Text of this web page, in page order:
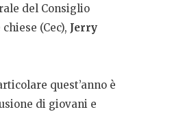
del Consiglio
(Cec), Jerry
quest’anno è
di giovani e